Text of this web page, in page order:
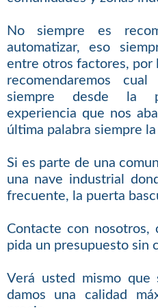
No siempre es
automatizar, eso
entre otros factores, por
recomendaremos
siempre desde la
experiencia que nos
última palabra siempre
Si es parte de una
una nave industrial
frecuente, la puerta
Contacte con nosotros,
pida un presupuesto sin
Verá usted mismo que
damos una calidad